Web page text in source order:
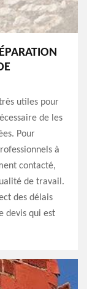
utiles pour
de les
Pour
à
contacté,
de travail.
des délais
devis qui est